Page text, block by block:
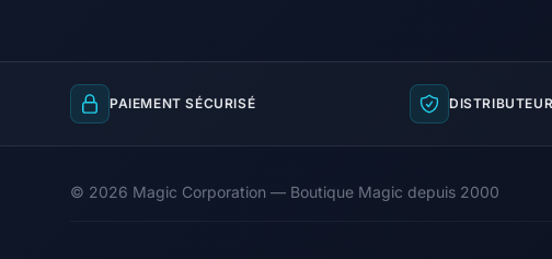
PAIEMENT SÉCURISÉ
© 2026 Magic Corporation — Boutique Magic depuis 2000